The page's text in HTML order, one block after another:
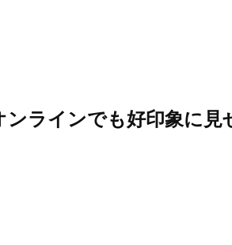
ラインでも好印象に